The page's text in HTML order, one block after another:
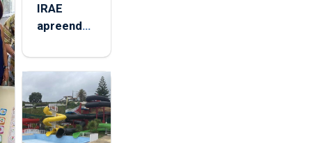
IRAE
apreendeu
toneladas
de
alimentos
entre
2021 e